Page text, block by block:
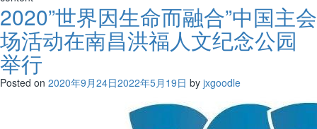
2020”世界因生命而融合”中国主会
场活动在南昌洪福人文纪念公园
举行
Posted on 2020年9月24日2022年5月19日 by jxgoodle